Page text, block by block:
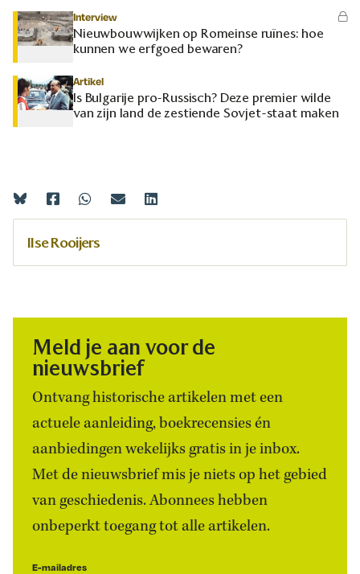
Interview
Nieuwbouwwijken op Romeinse ruïnes: hoe
kunnen we erfgoed bewaren?
Artikel
Is Bulgarije pro-Russisch? Deze premier wilde
van zijn land de zestiende Sovjet-staat maken
Ilse Rooijers
Meld je aan voor de
nieuwsbrief
Ontvang historische artikelen met een
actuele aanleiding, boekrecensies én
aanbiedingen wekelijks gratis in je inbox.
Met de nieuwsbrief mis je niets op het gebied
van geschiedenis. Abonnees hebben
onbeperkt toegang tot alle artikelen.
E-mailadres